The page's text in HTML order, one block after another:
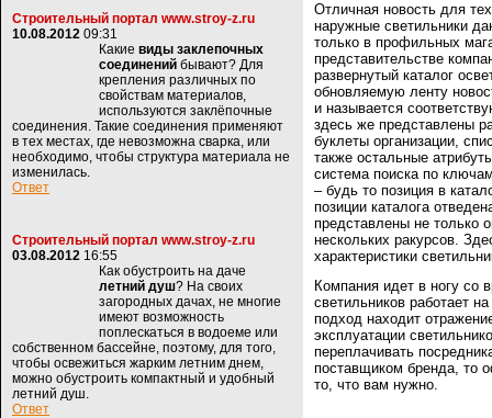
Строительный портал www.stroy-z.ru
10.08.2012 09:31
Какие виды заклепочных
соединений бывают? Для
крепления различных по
свойствам материалов,
используются заклёпочные
соединения. Такие соединения применяют
в тех местах, где невозможна сварка, или
необходимо, чтобы структура материала не
изменилась.
Ответ
Строительный портал www.stroy-z.ru
03.08.2012 16:55
Как обустроить на даче
летний душ? На своих
загородных дачах, не многие
имеют возможность
поплескаться в водоеме или
собственном бассейне, поэтому, для того,
чтобы освежиться жарким летним днем,
можно обустроить компактный и удобный
летний душ.
Ответ
Отличная новость для
наружные светильники
только в профильных
представительстве
развернутый каталог
обновляемую ленту
и называется
здесь же представлены
буклеты организации,
также остальные
система поиска по
– будь то позиция в
позиции каталога
представлены не только
нескольких ракурсов.
характеристики
Компания идет в ногу со
светильников работает
подход находит
эксплуатации
переплачивать
поставщиком бренда, то
то, что вам нужно.